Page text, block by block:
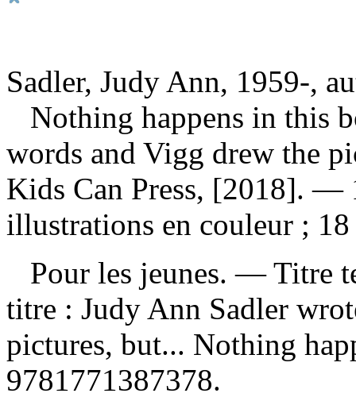
Sadler, Judy Ann, 1959-,
Nothing happens in this
words and Vigg drew the
Kids Can Press, [2018]. —
illustrations en couleur ;
Pour les jeunes. —Titre
titre : Judy Ann Sadler
pictures, but... Nothing
9781771387378.